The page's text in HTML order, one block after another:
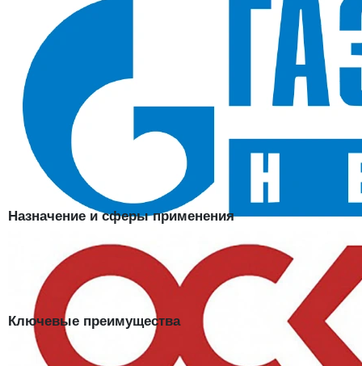
З, Ми, Ву; ТР/ТС 019/2011, ГОСТ 12.4.280-2014;
водоотталкивающая пропитка
Синий с васильковой отделкой; лето и демисезон
В наличии в SIZMAG (Москва), отгрузка в день заказа
Костюм СТАНДАРТ-2 СОП (тк.смесовая 200), курт.+пк, синий/
васильковый
дополненный светоотражающими полосами. Комбинация «пк +
СОП» закрывает сразу два требования охраны труда: защиту
корпуса при наклонах и заметность работника в зоне движения
Назначение и сферы применения
погрузочно-разгрузочные зоны, территории предприятий с
внутренним транспортом. Подходит и для смен, захватывающих
тёмное время суток.
Ключевые преимущества
СОП на куртке и полукомбинезоне:силуэт человека читается в
свете фар с любого ракурса;